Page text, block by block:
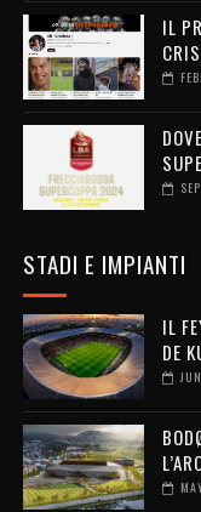
IL
STADI E IMPIANTI
IL
DE